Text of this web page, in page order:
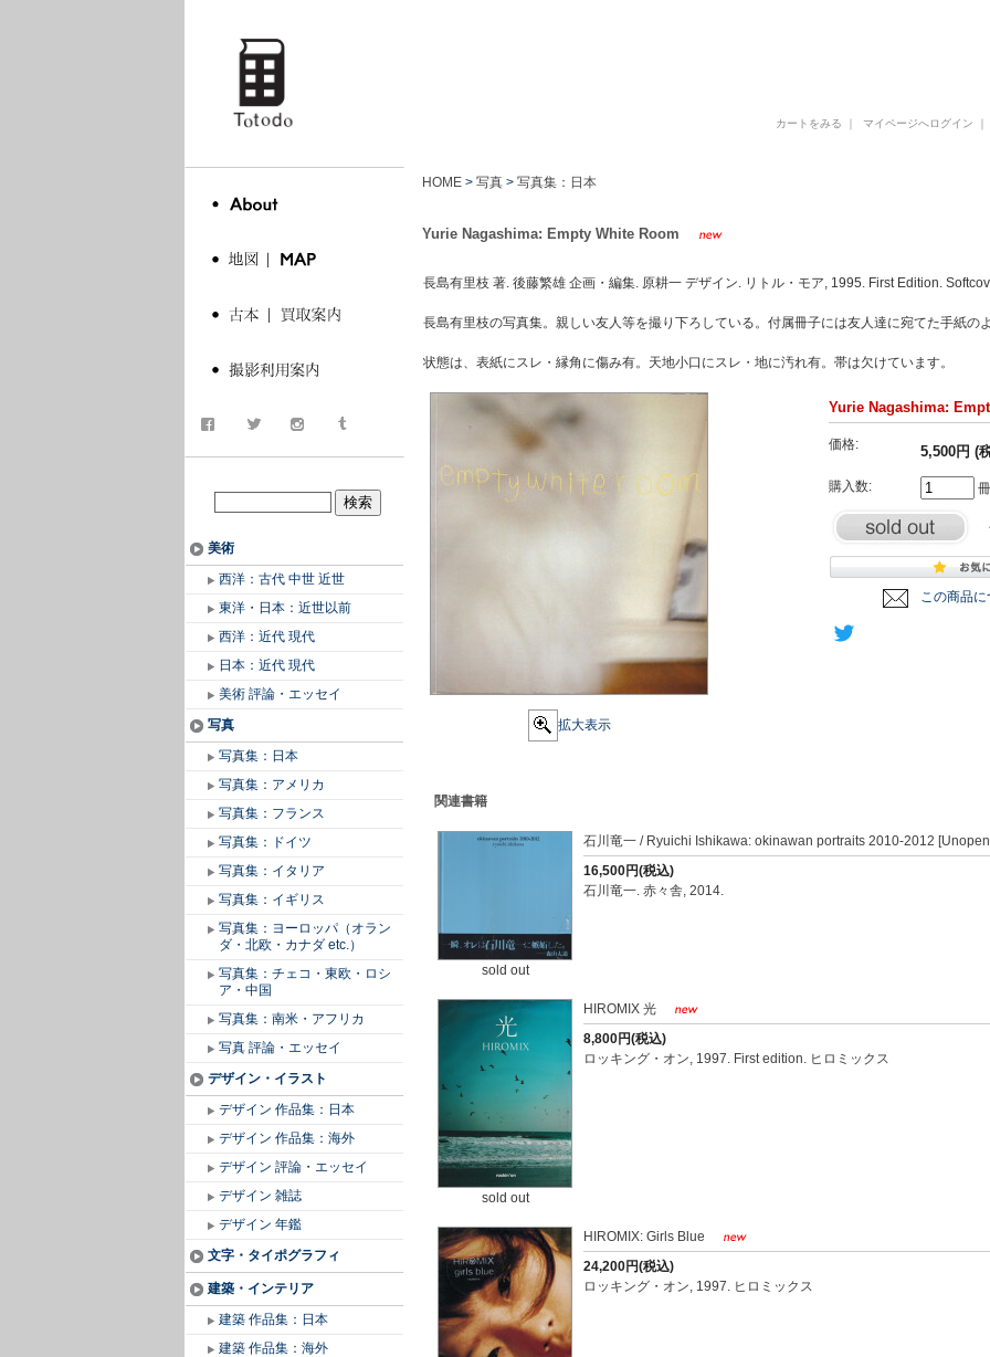
カートをみる マイページへログイン
美術
西洋：古代 中世 近世
東洋・日本：近世以前
西洋：近代 現代
日本：近代 現代
美術 評論・エッセイ
写真
写真集：日本
写真集：アメリカ
写真集：フランス
写真集：ドイツ
写真集：イタリア
写真集：イギリス
写真集：ヨーロッパ（オラン
ダ・北欧・カナダ etc.）
写真集：チェコ・東欧・ロシ
ア・中国
写真集：南米・アフリカ
写真 評論・エッセイ
デザイン・イラスト
デザイン 作品集：日本
デザイン 作品集：海外
デザイン 評論・エッセイ
デザイン 雑誌
デザイン 年鑑
文字・タイポグラフィ
建築・インテリア
建築 作品集：日本
建築 作品集：海外
HOME > 写真 > 写真集：日本
Yurie Nagashima: Empty White Room
長島有里枝 著. 後藤繁雄 企画・編集. 原耕一 デザイン. リトル・モア, 1995. First Edition.
長島有里枝の写真集。親しい友人等を撮り下ろしている。付属冊子には友人達に宛てた手紙の
状態は、表紙にスレ・縁角に傷み有。天地小口にスレ・地に汚れ有。帯は欠けています。
拡大表示
Yurie Nagashima:
価格: 5,500円 (
購入数: 冊
この商品
関連書籍
sold out
石川竜一 / Ryuichi Ishikawa: okinawan portraits 2010-2012
16,500円(税込)
石川竜一. 赤々舎, 2014.
sold out
HIROMIX 光
8,800円(税込)
ロッキング・オン, 1997. First edition. ヒロミックス
HIROMIX: Girls Blue
24,200円(税込)
ロッキング・オン, 1997. ヒロミックス